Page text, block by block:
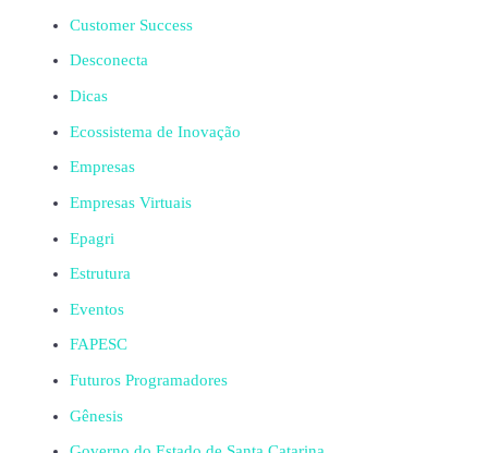
Customer Success
Desconecta
Dicas
Ecossistema de Inovação
Empresas
Empresas Virtuais
Epagri
Estrutura
Eventos
FAPESC
Futuros Programadores
Gênesis